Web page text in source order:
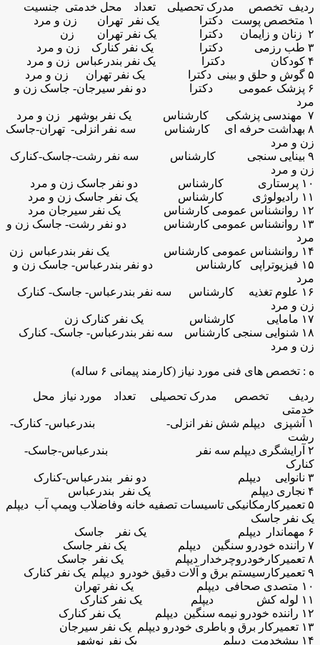
ردیف تخصص مدرک تحصیلی تعداد محل خدمتی جنسیت
۱ متخصص پوست دکترا یک نفر تهران زن و مرد
۲ زنان و زایمان دکترا یک نفر تهران زن
۳ طب رزمی دکترا یک نفر کنارک زن و مرد
۴ کودکان دکترا یک نفر بندرعباس زن و مرد
۵ گوش و حلق و بینی دکترا یک نفر تهران زن و مرد
۶ پزشک عمومی دکترا دو نفر سیرجان- جاسک زن و
مرد
۷ مهندسی پزشکی کارشناس یک نفر بوشهر زن و مرد
۸ بهداشت حرفه ای کارشناس سه نفر انزلی- تهران-جاسک
زن و مرد
۹ بینایی سنجی کارشناس سه نفر رشت-جاسک-کنارک
زن و مرد
۱۰ پرستاری کارشناس دو نفر جاسک زن و مرد
۱۱ رادیولوژی کارشناس یک نفر جاسک زن و مرد
۱۲ روانشناس عمومی کارشناس یک نفر سیرجان مرد
۱۳ روانشناس عمومی کارشناس دو نفر رشت- جاسک زن و
مرد
۱۴ روانشناس عمومی کارشناس یک نفر بندرعباس زن
۱۵ فیزیوتراپی کارشناس دو نفر بندرعباس- جاسک زن و
مرد
۱۶ علوم تغذیه کارشناس سه نفر بندرعباس- جاسک- کنارک
زن و مرد
۱۷ مامایی کارشناس یک نفر کنارک زن
۱۸ شنوایی سنجی کارشناس سه نفر بندرعباس- جاسک- کنارک
زن و مرد
ه : تخصص های فنی مورد نیاز (کارمند پیمانی ۶ ساله)
ردیف تخصص مدرک تحصیلی تعداد مورد نیاز محل
خدمتی
۱ آشپزی دیپلم شش نفر انزلی- بندرعباس- کنارک-
رشت
۲ آرایشگری دیپلم سه نفر بندرعباس-جاسک-
کنارک
۳ نانوایی دیپلم دو نفر بندرعباس-کنارک
۴ نجاری دیپلم یک نفر بندرعباس
۵ تعمیرکارمکانیکی تاسیسات تصفیه خانه وفاضلاب وپمپ آب دیپلم
یک نفر جاسک
۶ مهماندار دیپلم یک نفر جاسک
۷ راننده خودرو سنگین دیپلم یک نفر جاسک
۸ تعمیرکارخودروچرخدار دیپلم یک نفر جاسک
۹ تعمیرکارسیستم برق و آلات دقیق خودرو دیپلم یک نفر کنارک
۱۰ متصدی صحافی دیپلم یک نفر تهران
۱۱ لوله کش دیپلم یک نفر کنارک
۱۲ راننده خودرو نیمه سنگین دیپلم یک نفر کنارک
۱۳ تعمیرکار برق و باطری خودرو دیپلم یک نفر سیرجان
۱۴ پیشخدمت دیپلم یک نفر نوشهر